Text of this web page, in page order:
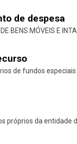
de despesa
BENS MÓVEIS E
de fundos
próprios da entidade